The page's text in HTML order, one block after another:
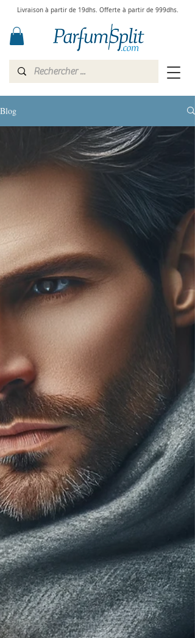
Livraison à partir de 19dhs. Offerte à partir de 999dhs.
Blog